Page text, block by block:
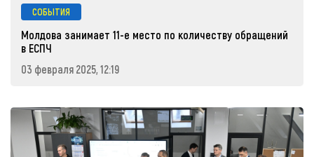
СОБЫТИЯ
Молдова занимает 11-е место по количеству обращений
в ЕСПЧ
03 февраля 2025, 12:19